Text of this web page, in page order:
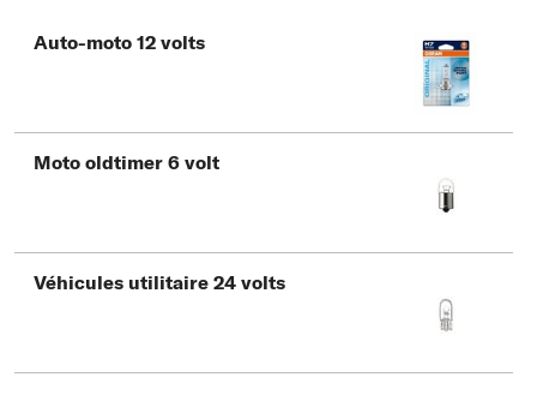
Ou choix du véhicule selon les critères suivants :
Choix du fabricant
Choix du type
Auto-moto 12 volts
Moto oldtimer 6 volt
Véhicules utilitaire 24 volts